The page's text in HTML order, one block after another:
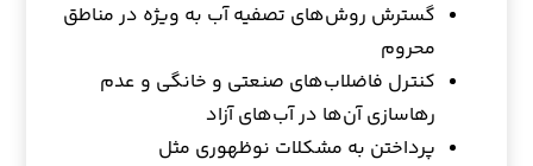
گسترش روش‌های تصفیه آب به ویژه در مناطق
محروم
کنترل فاضلاب‌های صنعتی و خانگی و عدم
رهاسازی آن‌ها در آب‌های آزاد
پرداختن به مشکلات نوظهوری مثل